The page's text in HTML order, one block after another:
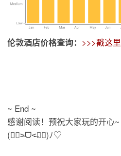
伦敦酒店价格查询： >>>戳这里
~ End ~
感谢阅读！预祝大家玩的开心~
(๐॔˃̶ᗜ˂̶๐॓)ﾉ♡